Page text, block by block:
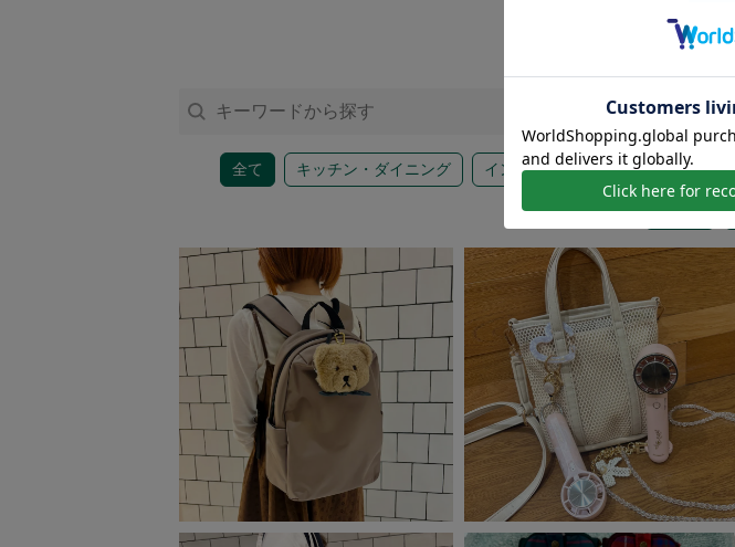
ファッション雑貨
ステーショナリー
Find
全て キッチン・ダイニング インテリア バス＆ビューティー
ギフト